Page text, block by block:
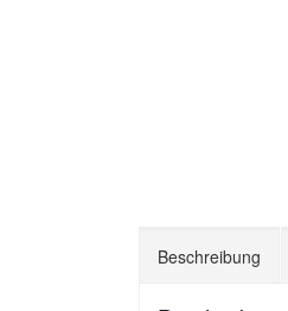
Beschreibung